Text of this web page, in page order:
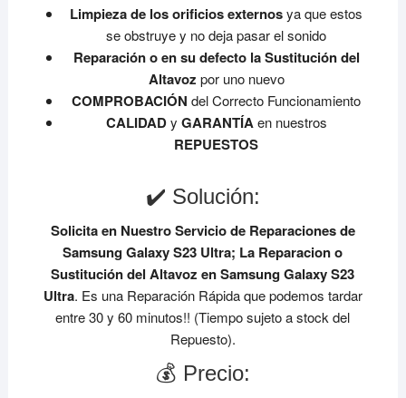
Limpieza de los orificios externosya que estos
se obstruye y no deja pasar el sonido
Reparación o en su defecto la Sustitución del
Altavoz por uno nuevo
COMPROBACIÓNdel Correcto Funcionamiento
CALIDADy GARANTÍAen nuestros
REPUESTOS
✔️ Solución:
Solicita en Nuestro Servicio de Reparaciones de
Samsung Galaxy S23 Ultra; La Reparacion o
Sustitución del Altavoz en Samsung Galaxy S23
Ultra. Es una Reparación Rápida que podemos tardar
entre 30 y 60 minutos!! (Tiempo sujeto a stock del
Repuesto).
💰 Precio: